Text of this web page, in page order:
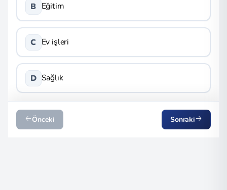
B Eğitim
C Ev işleri
D Sağlık
Önceki Sonraki